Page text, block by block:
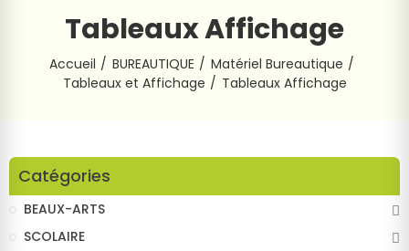
Tableaux Affichage
Accueil BUREAUTIQUE
Matériel Bureautique
Tableaux et Affichage
Tableaux Affichage
Catégories
BEAUX-ARTS
SCOLAIRE